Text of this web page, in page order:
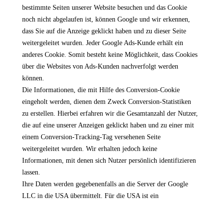
bestimmte Seiten unserer Website besuchen und das Cookie
noch nicht abgelaufen ist, können Google und wir erkennen,
dass Sie auf die Anzeige geklickt haben und zu dieser Seite
weitergeleitet wurden. Jeder Google Ads-Kunde erhält ein
anderes Cookie. Somit besteht keine Möglichkeit, dass Cookies
über die Websites von Ads-Kunden nachverfolgt werden
können.
Die Informationen, die mit Hilfe des Conversion-Cookie
eingeholt werden, dienen dem Zweck Conversion-Statistiken
zu erstellen. Hierbei erfahren wir die Gesamtanzahl der Nutzer,
die auf eine unserer Anzeigen geklickt haben und zu einer mit
einem Conversion-Tracking-Tag versehenen Seite
weitergeleitet wurden. Wir erhalten jedoch keine
Informationen, mit denen sich Nutzer persönlich identifizieren
lassen.
Ihre Daten werden gegebenenfalls an die Server der Google
LLC in die USA übermittelt. Für die USA ist ein